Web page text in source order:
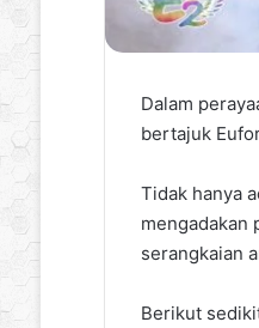
Dalam
bertajuk
Tidak hanya
mengadakan
serangkaian
Berikut